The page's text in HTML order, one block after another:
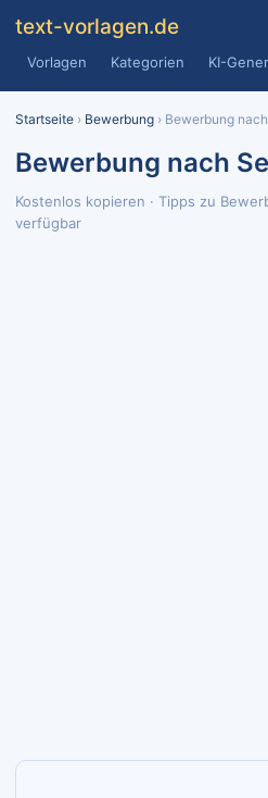
text-vorlagen.de
Vorlagen Kategorien KI-
Startseite › Bewerbung › Bewerbung
Bewerbung nach
Kostenlos kopieren · Tipps zu
verfügbar